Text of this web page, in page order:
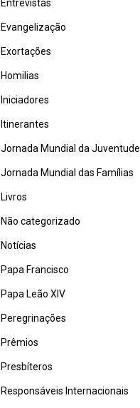
Entrevistas
Evangelização
Exortações
Homilias
Iniciadores
Itinerantes
Jornada Mundial da Juventude
Jornada Mundial das Famílias
Livros
Não categorizado
Notícias
Papa Francisco
Papa Leão XIV
Peregrinações
Prêmios
Presbíteros
Responsáveis Internacionais